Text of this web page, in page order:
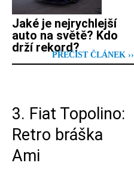
Jaké je nejrychlejší
auto na světě? Kdo
drží rekord?
PŘEČÍST ČLÁNEK ››
3. Fiat Topolino:
Retro bráška
Ami